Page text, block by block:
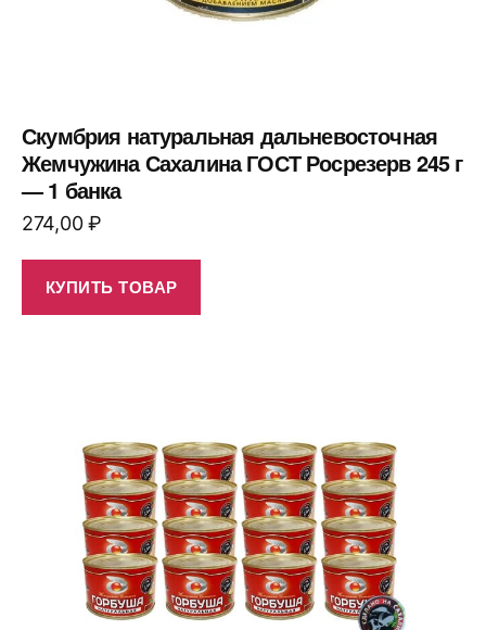
Скумбрия натуральная дальневосточная
Жемчужина Сахалина ГОСТ Росрезерв 245 г
— 1 банка
274,00₽
КУПИТЬ ТОВАР